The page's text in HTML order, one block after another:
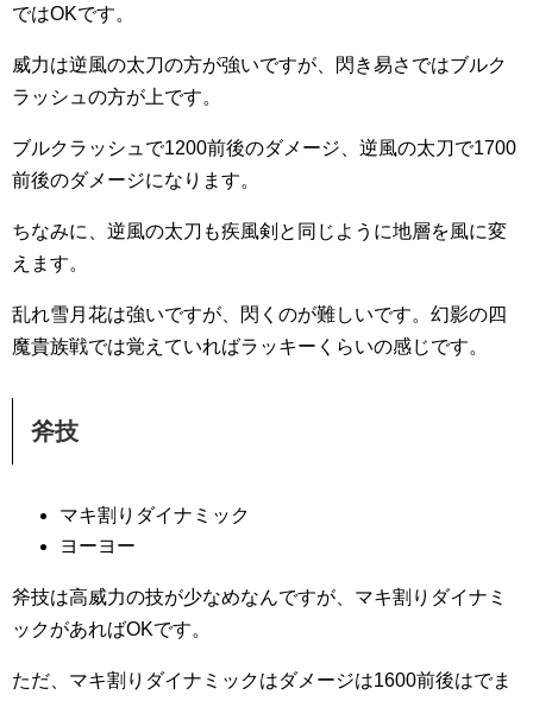
ではOKです。
威力は逆風の太刀の方が強いですが、閃き易さではブルク
ラッシュの方が上です。
ブルクラッシュで1200前後のダメージ、逆風の太刀で1700
前後のダメージになります。
ちなみに、逆風の太刀も疾風剣と同じように地層を風に変
えます。
乱れ雪月花は強いですが、閃くのが難しいです。幻影の四
魔貴族戦では覚えていればラッキーくらいの感じです。
斧技
マキ割りダイナミック
ヨーヨー
斧技は高威力の技が少なめなんですが、マキ割りダイナミ
ックがあればOKです。
ただ、マキ割りダイナミックはダメージは1600前後はでま